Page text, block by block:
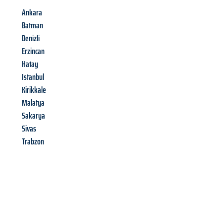
Ankara
Batman
Denizli
Erzincan
Hatay
Istanbul
Kirikkale
Malatya
Sakarya
Sivas
Trabzon